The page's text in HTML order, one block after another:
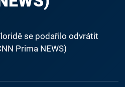
se podařilo odvrátit
Prima NEWS)